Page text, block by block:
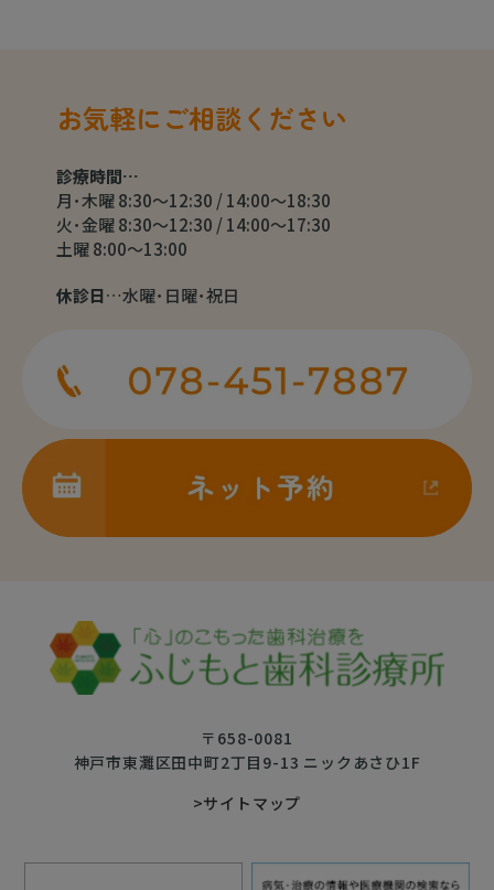
お気軽にご相談ください
診療時間…
月･木曜 8:30～12:30 / 14:00～18:30
火･金曜 8:30～12:30 / 14:00～17:30
土曜 8:00～13:00
休診日…水曜･日曜･祝日
〒658-0081
神戸市東灘区田中町2丁目9-13 ニックあさひ1F
>サイトマップ